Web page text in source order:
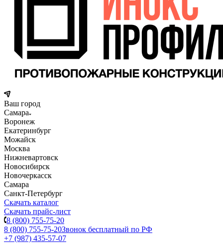
Ваш город
Самара
Воронеж
Екатеринбург
Можайск
Москва
Нижневартовск
Новосибирск
Новочеркасск
Самара
Санкт-Петербург
Скачать каталог
Скачать прайс-лист
8 (800) 755-75-20
8 (800) 755-75-20Звонок бесплатный по РФ
+7 (987) 435-57-07